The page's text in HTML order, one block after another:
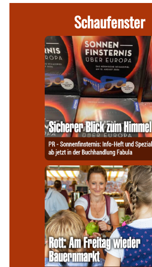
Schaufenster